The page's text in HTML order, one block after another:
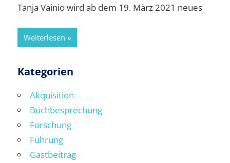
Tanja Vainio wird ab dem 19. März 2021 neues
Weiterlesen
Kategorien
Akquisition
Buchbesprechung
Forschung
Führung
Gastbeitrag